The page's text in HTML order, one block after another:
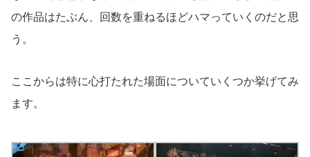
の作品はたぶん、回数を重ねるほどハマっていくのだと思
う。
ここからは特に心打たれた場面についていくつか挙げてみ
ます。